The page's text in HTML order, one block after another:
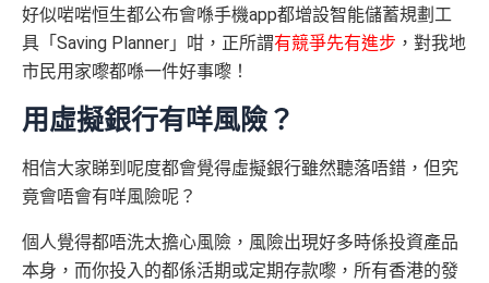
好似啱啱恒生都公布會喺手機app都增設智能儲蓄規劃工
具「Saving Planner」咁，正所謂有競爭先有進步 ，對我地
市民用家嚟都喺一件好事嚟！
用虛擬銀行有咩風險？
相信大家睇到呢度都會覺得虛擬銀行雖然聽落唔錯，但究
竟會唔會有咩風險呢？
個人覺得都唔洗太擔心風險，風險出現好多時係投資產品
本身，而你投入的都係活期或定期存款嚟，所有香港的發